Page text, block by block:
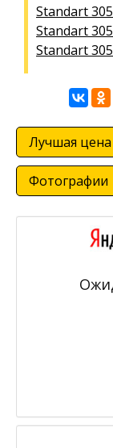
Standart
Standart
Standart
Лучшая цена
Фотографии